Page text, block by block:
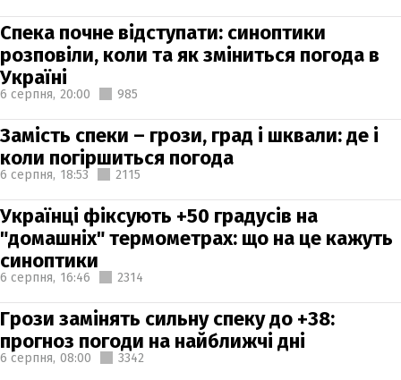
Спека почне відступати: синоптики
розповіли, коли та як зміниться погода в
Україні
6 серпня, 20:00 985
Замість спеки – грози, град і шквали: де і
коли погіршиться погода
6 серпня, 18:53 2115
Українці фіксують +50 градусів на
"домашніх" термометрах: що на це кажуть
синоптики
6 серпня, 16:46 2314
Грози замінять сильну спеку до +38:
прогноз погоди на найближчі дні
6 серпня, 08:00 3342